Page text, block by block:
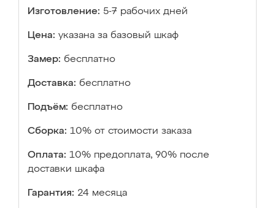
Изготовление: 5-7 рабочих дней
Цена: указана за базовый шкаф
Замер: бесплатно
Доставка: бесплатно
Подъём: бесплатно
Сборка: 10% от стоимости заказа
Оплата: 10% предоплата, 90% после
доставки шкафа
Гарантия: 24 месяца